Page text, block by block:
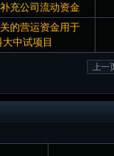
充公司流动资金
的营运资金用于
中试项目
上一